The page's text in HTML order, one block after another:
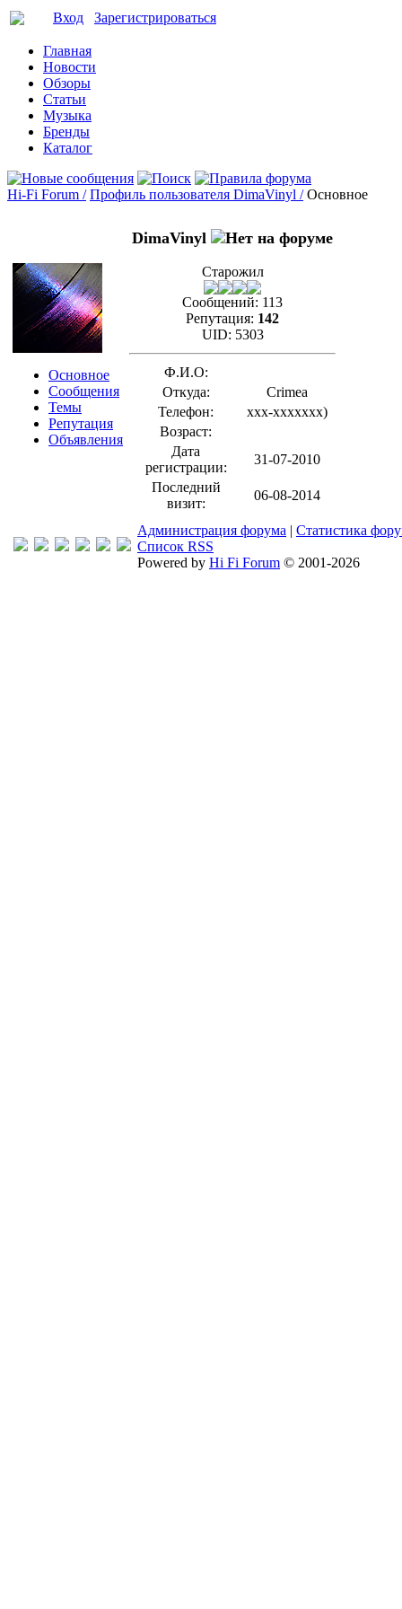
Вход Зарегистрироваться
Главная
Новости
Обзоры
Статьи
Музыка
Бренды
Каталог
Hi-Fi Forum / Профиль пользователя DimaVinyl / Основное
Основное
Сообщения
Темы
Репутация
Объявления
DimaVinyl
Старожил
Сообщений: 113
Репутация: 142
UID: 5303
Ф.И.О:
Откуда:
Crimea
Телефон:
xxx-xxxxxxx)
Возраст:
Дата
регистрации:
31-07-2010
Последний
визит:
06-08-2014
Администрация форума | Статистика
Список RSS
Powered by Hi Fi Forum © 2001-2026